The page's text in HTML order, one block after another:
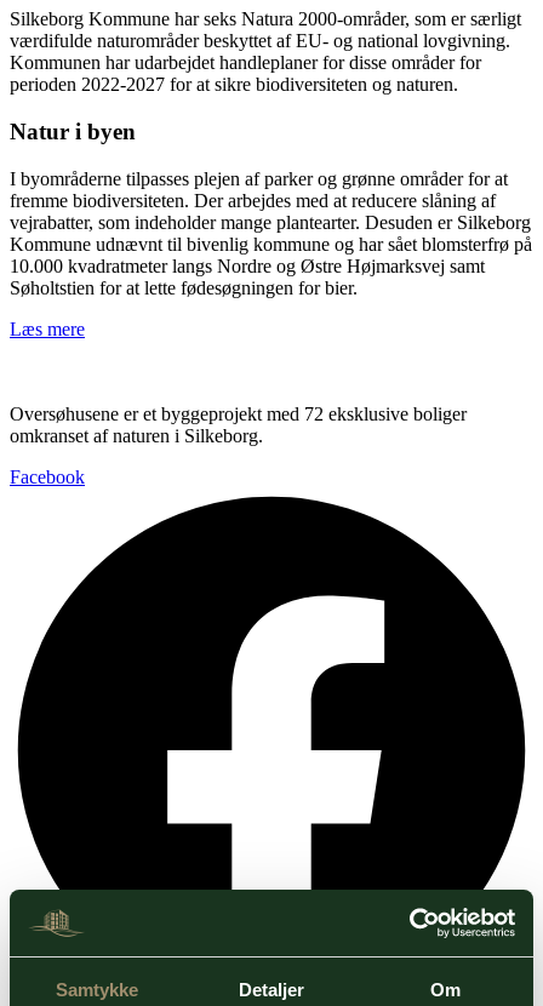
Samtykke Detaljer Om
Silkeborg Kommune har seks Natura 2000-områder, som er særligt
værdifulde naturområder beskyttet af EU- og national lovgivning.
Kommunen har udarbejdet handleplaner for disse områder for
perioden 2022-2027 for at sikre biodiversiteten og naturen.
Natur i byen
I byområderne tilpasses plejen af parker og grønne områder for at
fremme biodiversiteten. Der arbejdes med at reducere slåning af
vejrabatter, som indeholder mange plantearter. Desuden er Silkeborg
Kommune udnævnt til bivenlig kommune og har sået blomsterfrø på
10.000 kvadratmeter langs Nordre og Østre Højmarksvej samt
Søholtstien for at lette fødesøgningen for bier.
Læs mere
Oversøhusene er et byggeprojekt med 72 eksklusive boliger
omkranset af naturen i Silkeborg.
Facebook